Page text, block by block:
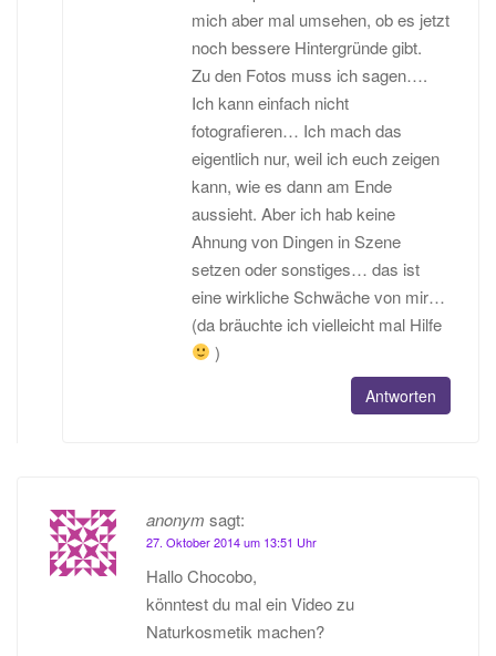
mich aber mal umsehen, ob es jetzt
noch bessere Hintergründe gibt.
Zu den Fotos muss ich sagen….
Ich kann einfach nicht
fotografieren… Ich mach das
eigentlich nur, weil ich euch zeigen
kann, wie es dann am Ende
aussieht. Aber ich hab keine
Ahnung von Dingen in Szene
setzen oder sonstiges… das ist
eine wirkliche Schwäche von mir…
(da bräuchte ich vielleicht mal Hilfe
)
Antworten
anonym sagt:
27. Oktober 2014 um 13:51 Uhr
Hallo Chocobo,
könntest du mal ein Video zu
Naturkosmetik machen?